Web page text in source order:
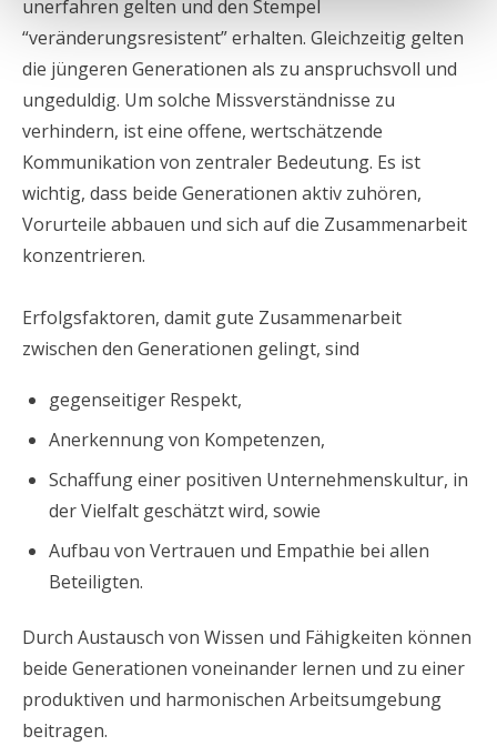
unerfahren gelten und den Stempel
“veränderungsresistent” erhalten. Gleichzeitig gelten
die jüngeren Generationen als zu anspruchsvoll und
ungeduldig. Um solche Missverständnisse zu
verhindern, ist eine offene, wertschätzende
Kommunikation von zentraler Bedeutung. Es ist
wichtig, dass beide Generationen aktiv zuhören,
Vorurteile abbauen und sich auf die Zusammenarbeit
konzentrieren.
Erfolgsfaktoren, damit gute Zusammenarbeit
zwischen den Generationen gelingt, sind
gegenseitiger Respekt,
Anerkennung von Kompetenzen,
Schaffung einer positiven Unternehmenskultur, in
der Vielfalt geschätzt wird, sowie
Aufbau von Vertrauen und Empathie bei allen
Beteiligten.
Durch Austausch von Wissen und Fähigkeiten können
beide Generationen voneinander lernen und zu einer
produktiven und harmonischen Arbeitsumgebung
beitragen.